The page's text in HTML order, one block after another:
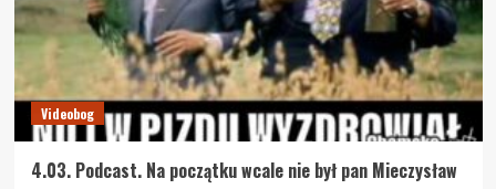
pan
Mieczysław
Videobog
4.03. Podcast. Na początku wcale nie był pan Mieczysław